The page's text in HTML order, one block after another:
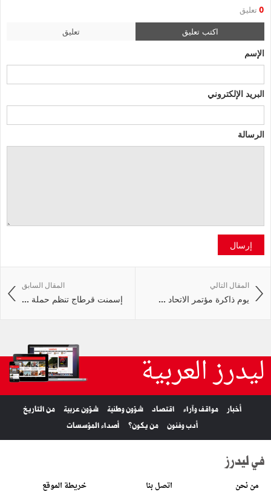
0 تعليق
اكتب تعليق تعليق
الإسم
البريد الإلكتروني
الرسالة
إرسال
المقال السابق
إسمنت قرطاج تنظم حملة ...
المقال التالي
يوم ذاكرة مؤتمر الاتحاد ...
ليدرز العربية
أخبار مواقف وآراء اقتصاد شؤون وطنية شؤون عربية
من التاريخ
أدب وفنون
من يكون؟ أصداء المؤسسات
في ليدرز
من نحن اتصل بنا خريطة الموقع